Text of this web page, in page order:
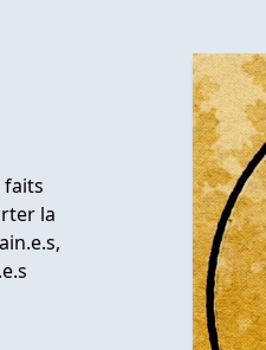
faits
la